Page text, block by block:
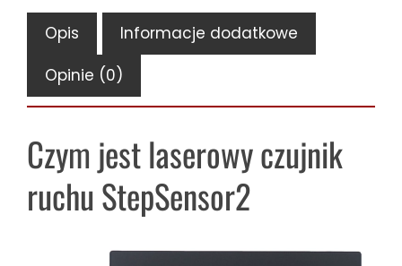
do
metrów
Opis
Informacje dodatkowe
Opinie (0)
Czym jest laserowy czujnik
ruchu StepSensor2